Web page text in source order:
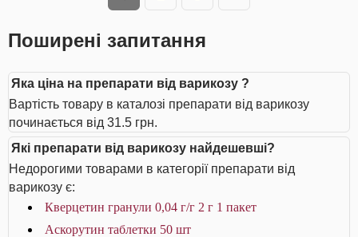
Поширені запитання
Яка ціна на препарати від варикозу ?
Вартість товару в каталозі препарати від варикозу
починається від 31.5 грн.
Які препарати від варикозу найдешевші?
Недорогими товарами в категорії препарати від
варикозу є:
Кверцетин гранули 0,04 г/г 2 г 1 пакет
Аскорутин таблетки 50 шт